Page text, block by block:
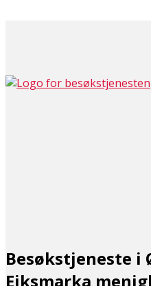
Besøkstjeneste i
Eiksmarka